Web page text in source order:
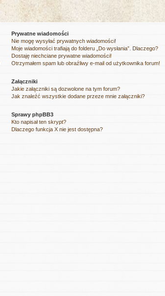
Prywatne wiadomości
Nie mogę wysyłać prywatnych wiadomości!
Moje wiadomości trafiają do folderu „Do wysłania”. Dlaczego?
Dostaję niechciane prywatne wiadomości!
Otrzymałem spam lub obraźliwy e-mail od użytkownika forum!
Załączniki
Jakie załączniki są dozwolone na tym forum?
Jak znaleźć wszystkie dodane przeze mnie załączniki?
Sprawy phpBB3
Kto napisał ten skrypt?
Dlaczego funkcja X nie jest dostępna?